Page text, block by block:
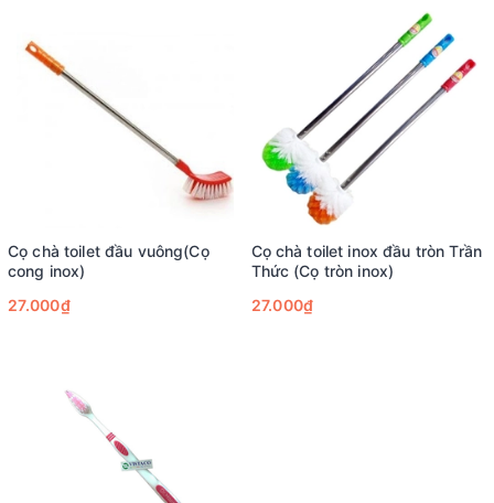
Cọ chà toilet đầu vuông(Cọ
cong inox)
27.000₫
Cọ chà toilet inox đầu tròn Trần
Thức (Cọ tròn inox)
27.000₫